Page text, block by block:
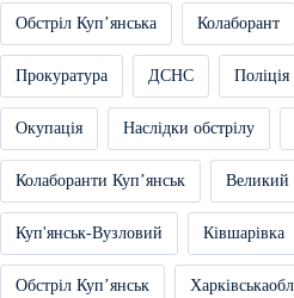
Обстріл Купʼянська Колаборант
Прокуратура ДСНС Поліція
Окупація Наслідки обстрілу
Колаборанти Купʼянськ Великий
Куп'янськ-Вузловий Ківшарівка
Обстріл Купʼянськ